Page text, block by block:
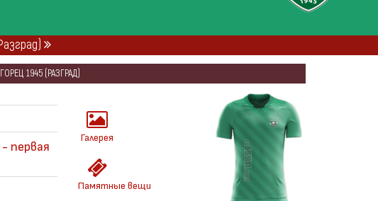
1945 (РАЗГРАД)
первая
Галерея
Памятные вещи